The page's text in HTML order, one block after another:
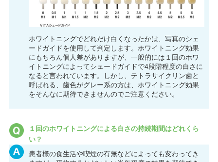
ホワイトニングでどれだけ白くなったかは、写真のシェ
ードガイドを使用して判定します。ホワイトニング効果
にもちろん個人差がありますが、一般的には１回のホワ
イトニングによってシェードガイドで4段階程度の白さに
なると言われています。しかし、テトラサイクリン歯と
呼ばれる、歯色がグレー系の方は、ホワイトニング効果
をそんなに期待できませんのでご注意ください。
１回のホワイトニングによる白さの持続期間はどれくら
い？
患者様の食生活や喫煙の有無などによっても変わってき